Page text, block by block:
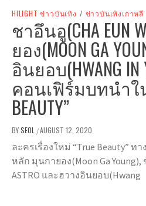
HILIGHT ข่าวบันเทิง / ข่าวบันเทิงเกาหลี
ชาอึนอู(CHA EUN
ยอง(MOON GA
อินยอบ(HWANG IN
คอนเฟิร์มบทนำใน
BEAUTY”
BYSEOL /AUGUST 12, 2020
ละครเรื่องใหม่ “True Beauty”
หลัก มุนกายอง(Moon Ga Young),
ASTRO และฮวางอินยอบ(Hwang